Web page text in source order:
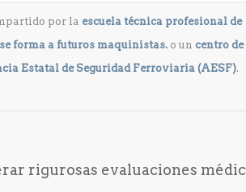
por la escuela técnica profesional de
forma a futuros maquinistas. o un centro de
Estatal de Seguridad Ferroviaria (AESF).
rigurosas evaluaciones